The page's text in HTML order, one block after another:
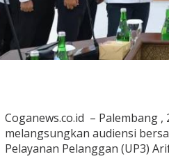
S
i
g
i
A
t
Coganews.co.id – Palembang ,
melangsungkan audiensi
Pelayanan Pelanggan (UP3)